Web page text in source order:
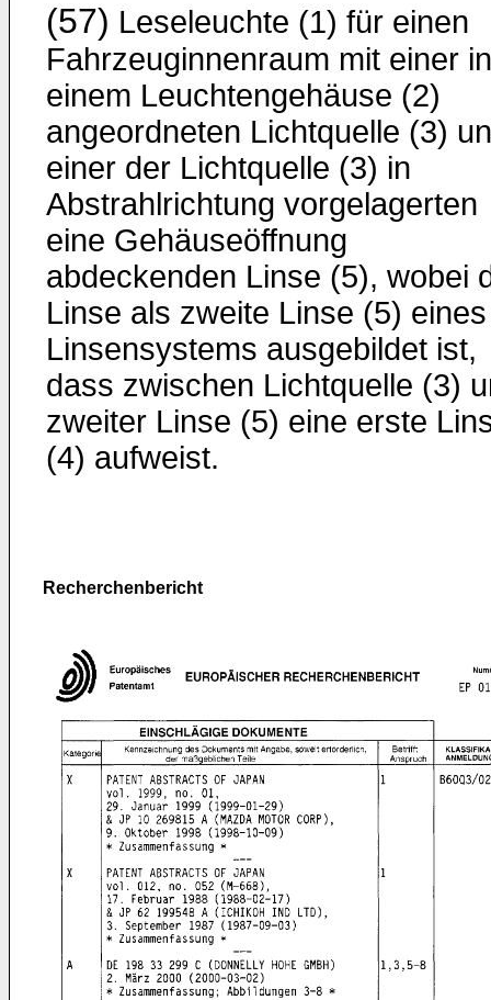
(57) Leseleuchte (1) für einen
Fahrzeuginnenraum mit einer in
einem Leuchtengehäuse (2)
angeordneten Lichtquelle (3)
einer der Lichtquelle (3) in
Abstrahlrichtung vorgelagerten
eine Gehäuseöffnung
abdeckenden Linse (5), wobei
Linse als zweite Linse (5) eines
Linsensystems ausgebildet ist,
dass zwischen Lichtquelle (3)
zweiter Linse (5) eine erste
(4) aufweist.
Recherchenbericht